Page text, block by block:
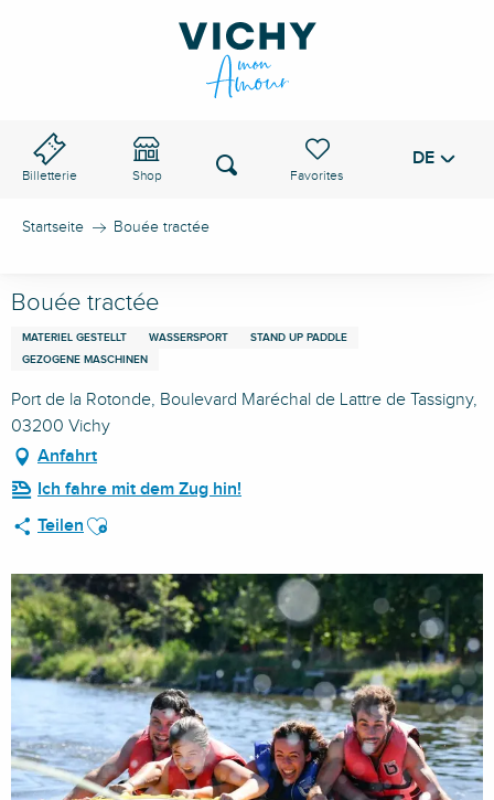
Billetterie Shop
Voir les favoris
Suche DE
Startseite Bouée tractée
Bouée tractée
MATERIEL GESTELLT WASSERSPORT
STAND UP PADDLE
GEZOGENE MASCHINEN
Port de la Rotonde, Boulevard Maréchal de Lattre de Tassigny,
03200 Vichy
Anfahrt
Ich fahre mit dem Zug hin!
Teilen Ajouter aux favoris